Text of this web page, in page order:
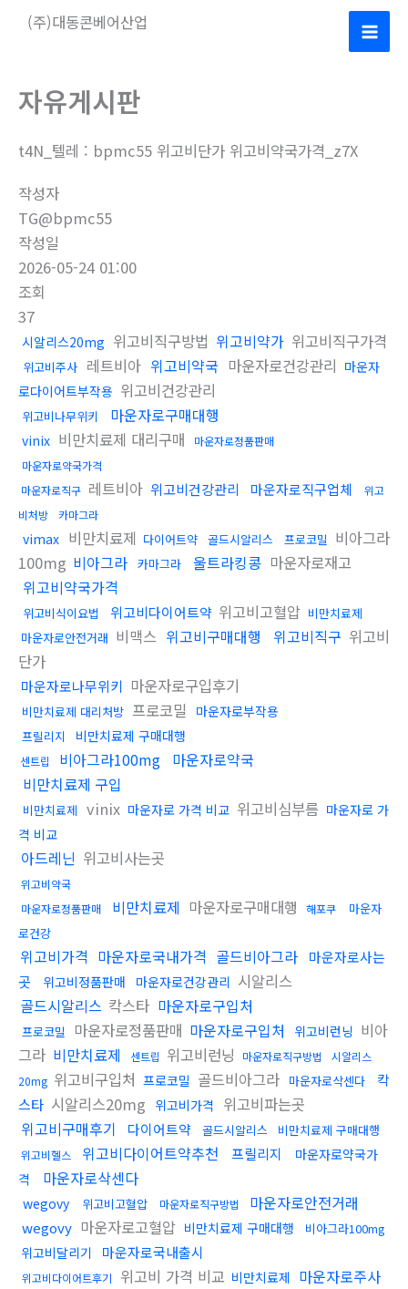
(주)대동콘베어산업
Main
자유게시판
t4N_텔레 : bpmc55 위고비단가 위고비약국가격_z7X
작성자
TG@bpmc55
작성일
2026-05-24 01:00
조회
37
시알리스20mg 위고비직구방법 위고비약가 위고비직구가격
위고비주사 레트비아 위고비약국 마운자로건강관리 마운자
로다이어트부작용 위고비건강관리
위고비나무위키 마운자로구매대행
vinix 비만치료제 대리구매
마운자로정품판매
마운자로약국가격
마운자로직구 레트비아 위고비건강관리 마운자로직구업체
위고
비처방
카마그라
vimax 비만치료제 다이어트약 골드시알리스 프로코밀 비아그라
100mg 비아그라 카마그라 울트라킹콩 마운자로재고
위고비약국가격
위고비식이요법 위고비다이어트약 위고비고혈압 비만치료제
마운자로안전거래 비맥스 위고비구매대행 위고비직구 위고비
단가
마운자로나무위키 마운자로구입후기
비만치료제 대리처방 프로코밀 마운자로부작용
프릴리지 비만치료제 구매대행
센트립 비아그라100mg 마운자로약국
비만치료제 구입
비만치료제 vinix 마운자로 가격 비교 위고비심부름 마운자로 가
격 비교
아드레닌 위고비사는곳
위고비약국
마운자로정품판매
비만치료제 마운자로구매대행 해포쿠
마운자
로건강
위고비가격 마운자로국내가격 골드비아그라
마운자로사는
곳
위고비정품판매 마운자로건강관리 시알리스
골드시알리스 칵스타 마운자로구입처
프로코밀 마운자로정품판매 마운자로구입처 위고비런닝 비아
그라 비만치료제 센트립 위고비런닝 마운자로직구방법
시알리스
20mg 위고비구입처 프로코밀 골드비아그라 마운자로삭센다
칵
스타 시알리스20mg 위고비가격 위고비파는곳
위고비구매후기
다이어트약 골드시알리스 비만치료제 구매대행
위고비헬스 위고비다이어트약추천 프릴리지
마운자로약국가
격
마운자로삭센다
wegovy 위고비고혈압 마운자로직구방법 마운자로안전거래
wegovy 마운자로고혈압 비만치료제 구매대행 비아그라100mg
위고비달리기 마운자로국내출시
위고비다이어트후기 위고비 가격 비교 비만치료제 마운자로주사